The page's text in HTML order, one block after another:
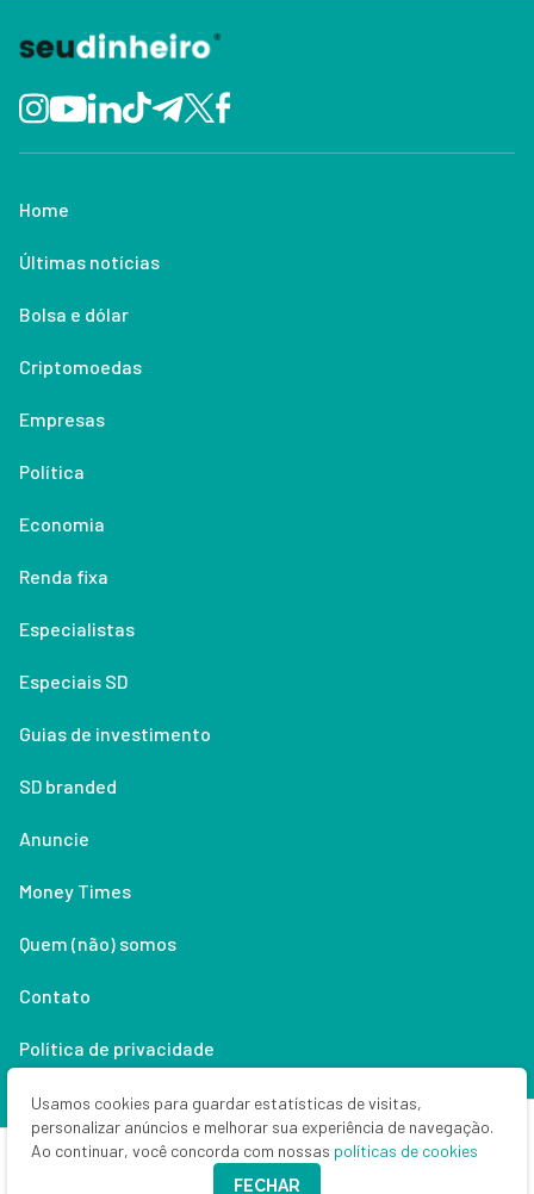
Home
Últimas notícias
Bolsa e dólar
Criptomoedas
Empresas
Política
Economia
Renda fixa
Especialistas
Especiais SD
Guias de investimento
SD branded
Anuncie
Money Times
Quem (não) somos
Contato
Política de privacidade
Lifestyle
Copyright © 2026 Seu Dinheiro. Todos os direitos reservados.
Usamos cookies para guardar estatísticas de visitas,
personalizar anúncios e melhorar sua experiência de navegação.
Ao continuar, você concorda com nossas políticas de cookies
FECHAR